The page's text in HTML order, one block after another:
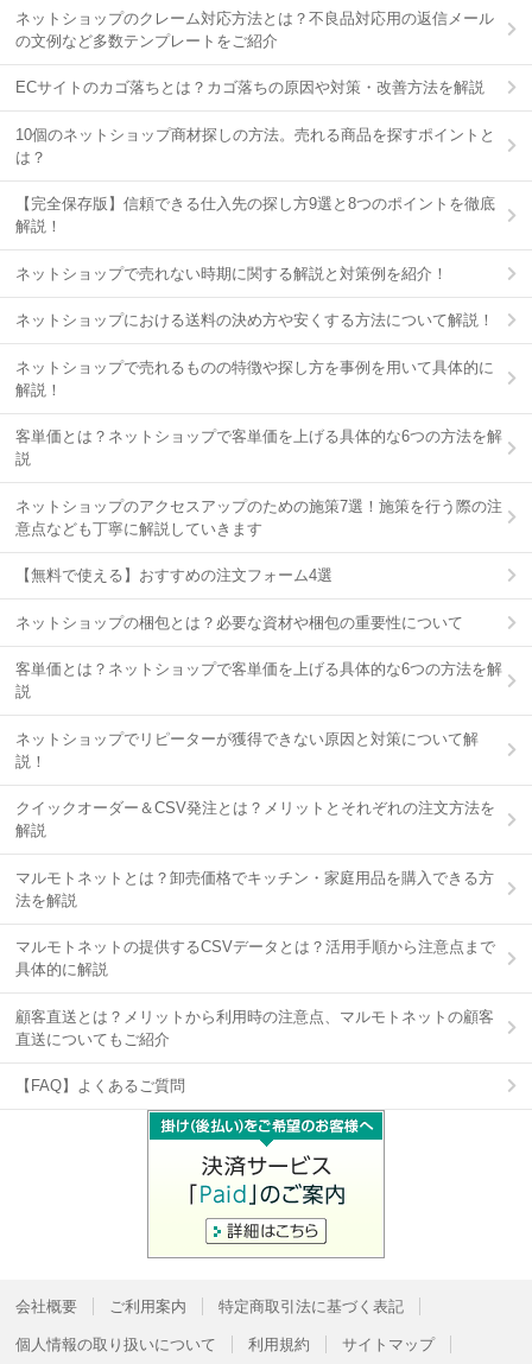
ネットショップのクレーム対応方法とは？不良品対応用の返信メール
の文例など多数テンプレートをご紹介
ECサイトのカゴ落ちとは？カゴ落ちの原因や対策・改善方法を解説
10個のネットショップ商材探しの方法。売れる商品を探すポイントと
は？
【完全保存版】信頼できる仕入先の探し方9選と8つのポイントを徹底
解説！
ネットショップで売れない時期に関する解説と対策例を紹介！
ネットショップにおける送料の決め方や安くする方法について解説！
ネットショップで売れるものの特徴や探し方を事例を用いて具体的に
解説！
客単価とは？ネットショップで客単価を上げる具体的な6つの方法を解
説
ネットショップのアクセスアップのための施策7選！施策を行う際の注
意点なども丁寧に解説していきます
【無料で使える】おすすめの注文フォーム4選
ネットショップの梱包とは？必要な資材や梱包の重要性について
客単価とは？ネットショップで客単価を上げる具体的な6つの方法を解
説
ネットショップでリピーターが獲得できない原因と対策について解
説！
クイックオーダー＆CSV発注とは？メリットとそれぞれの注文方法を
解説
マルモトネットとは？卸売価格でキッチン・家庭用品を購入できる方
法を解説
マルモトネットの提供するCSVデータとは？活用手順から注意点まで
具体的に解説
顧客直送とは？メリットから利用時の注意点、マルモトネットの顧客
直送についてもご紹介
【FAQ】よくあるご質問
会社概要 ご利用案内 特定商取引法に基づく表記
個人情報の取り扱いについて 利用規約 サイトマップ